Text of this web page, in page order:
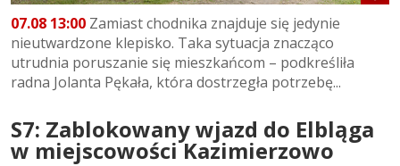
07.08 13:00 Zamiast chodnika znajduje się jedynie
nieutwardzone klepisko. Taka sytuacja znacząco
utrudnia poruszanie się mieszkańcom – podkreśliła
radna Jolanta Pękała, która dostrzegła potrzebę...
S7: Zablokowany wjazd do Elbląga
w miejscowości Kazimierzowo